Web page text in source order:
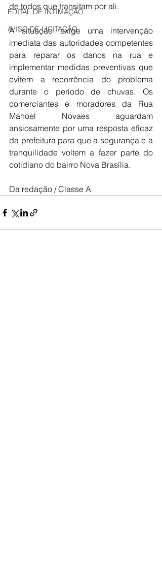
EDITAL DE INTIMAÇÃO
AVISO DE LICITAÇÃO
de todos que transitam por ali.
A situação exige uma intervenção
imediata das autoridades competentes
para reparar os danos na rua e
implementar medidas preventivas que
evitem a recorrência do problema
durante o período de chuvas. Os
comerciantes e moradores da Rua
Manoel Novaes aguardam
ansiosamente por uma resposta eficaz
da prefeitura para que a segurança e a
tranquilidade voltem a fazer parte do
cotidiano do bairro Nova Brasília.
Da redação / Classe A